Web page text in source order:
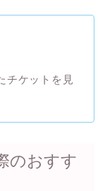
チケットを見
のおすす